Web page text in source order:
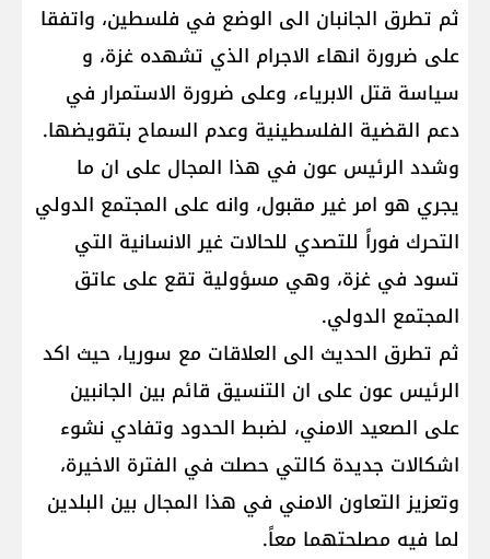
ثم تطرق الجانبان الى الوضع في فلسطين، واتفقا
على ضرورة انهاء الاجرام الذي تشهده غزة، و​
سياسة​ قتل الابرياء، وعلى ضرورة الاستمرار في
دعم القضية الفلسطينية وعدم السماح بتقويضها.
وشدد الرئيس عون في هذا المجال على ان ما
يجري هو امر غير مقبول، وانه على المجتمع الدولي
التحرك فوراً للتصدي للحالات غير الانسانية التي
تسود في غزة، وهي مسؤولية تقع على عاتق
المجتمع الدولي.
ثم تطرق الحديث الى العلاقات مع سوريا، حيث اكد
الرئيس عون على ان التنسيق قائم بين الجانبين
على الصعيد الامني، لضبط الحدود وتفادي نشوء
اشكالات جديدة كالتي حصلت في الفترة الاخيرة،
وتعزيز التعاون الامني في هذا المجال بين البلدين
لما فيه مصلحتهما معاً.